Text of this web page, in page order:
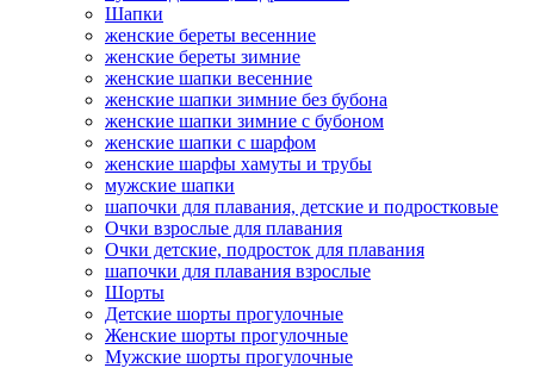
Шапки
женские береты весенние
женские береты зимние
женские шапки весенние
женские шапки зимние без бубона
женские шапки зимние с бубоном
женские шапки с шарфом
женские шарфы хамуты и трубы
мужские шапки
шапочки для плавания, детские и подростковые
Очки взрослые для плавания
Очки детские, подросток для плавания
шапочки для плавания взрослые
Шорты
Детские шорты прогулочные
Женские шорты прогулочные
Мужские шорты прогулочные